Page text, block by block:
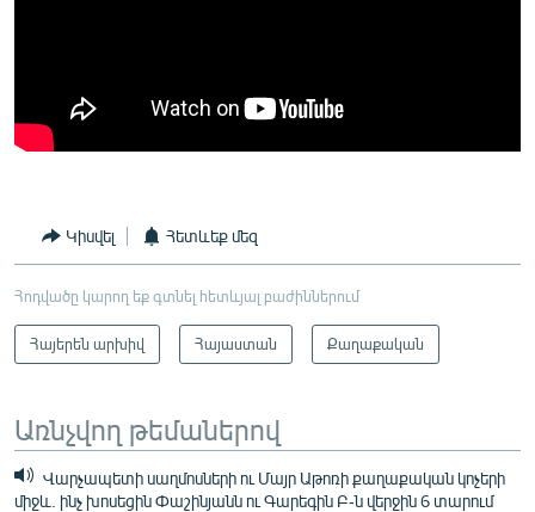
Կիսվել Հետևեք մեզ
Հոդվածը կարող եք գտնել հետևյալ բաժիններում
Հայերեն արխիվ Հայաստան Քաղաքական
Առնչվող թեմաներով
Վարչապետի սաղմոսների ու Մայր Աթոռի քաղաքական կոչերի
միջև. ինչ խոսեցին Փաշինյանն ու Գարեգին Բ-ն վերջին 6 տարում